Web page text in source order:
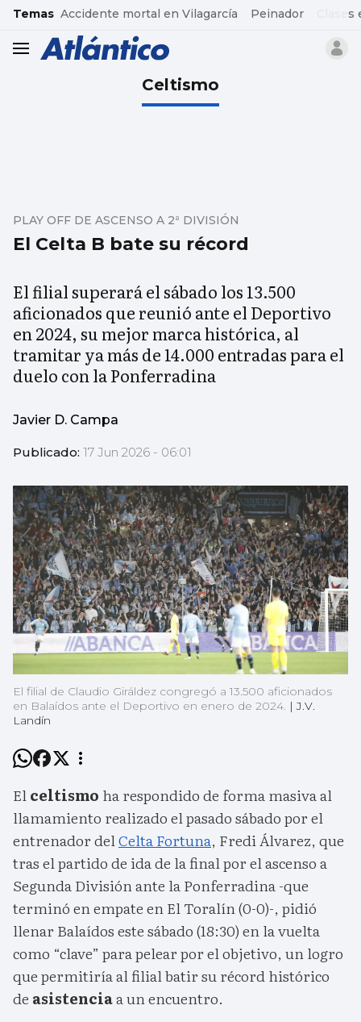
common.go-to-content
Temas Accidente mortal en Vilagarcía Peinador
header.menu.open
Celtismo
El Celta B bate su récord
PLAY OFF DE ASCENSO A 2ª DIVISIÓN
El filial superará el sábado los 13.500
aficionados que reunió ante el Deportivo
en 2024, su mejor marca histórica, al
tramitar ya más de 14.000 entradas para el
duelo con la Ponferradina
Javier D. Campa
Publicado: 17 Jun 2026 - 06:01
El filial de Claudio Giráldez congregó a 13.500 aficionados
en Balaídos ante el Deportivo en enero de 2024. |J.V.
Landín
Elceltismo ha respondido de forma masiva al
llamamiento realizado el pasado sábado por el
entrenador delCelta Fortuna, Fredi Álvarez, que
tras el partido de ida de la final por el ascenso a
Segunda División ante la Ponferradina -que
terminó en empate en El Toralín (0-0)-, pidió
llenar Balaídos este sábado (18:30) en la vuelta
como “clave” para pelear por el objetivo, un logro
que permitiría al filial batir su récord histórico
de asistenciaa un encuentro.